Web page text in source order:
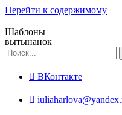
Перейти к содержимому
Шаблоны
вытынанок
ВКонтакте